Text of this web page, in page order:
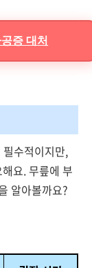
증 대처
수적이지만,
요. 무릎에 부
알아볼까요?